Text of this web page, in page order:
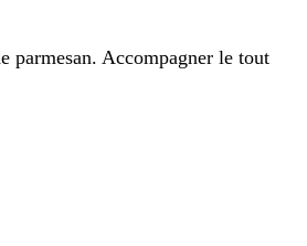
parmesan. Accompagner le tout